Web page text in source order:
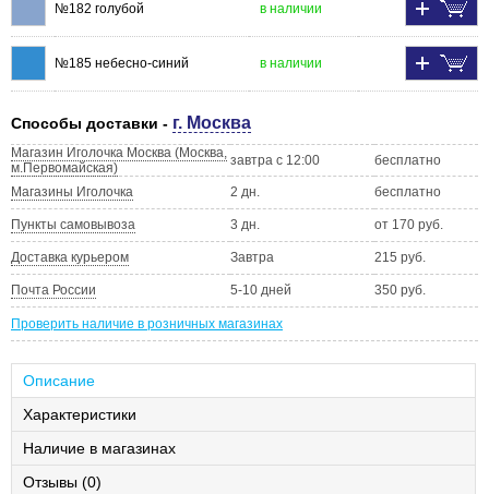
№182 голубой в наличии
№185 небесно-синий в наличии
Способы доставки - г. Москва
Магазин Иголочка Москва (Москва,
м.Первомайская)
завтра с 12:00 бесплатно
Магазины Иголочка 2 дн. бесплатно
Пункты самовывоза 3 дн. от 170 руб.
Доставка курьером Завтра 215 руб.
Почта России 5-10 дней 350 руб.
Проверить наличие в розничных магазинах
Описание
Характеристики
Наличие в магазинах
Отзывы (0)